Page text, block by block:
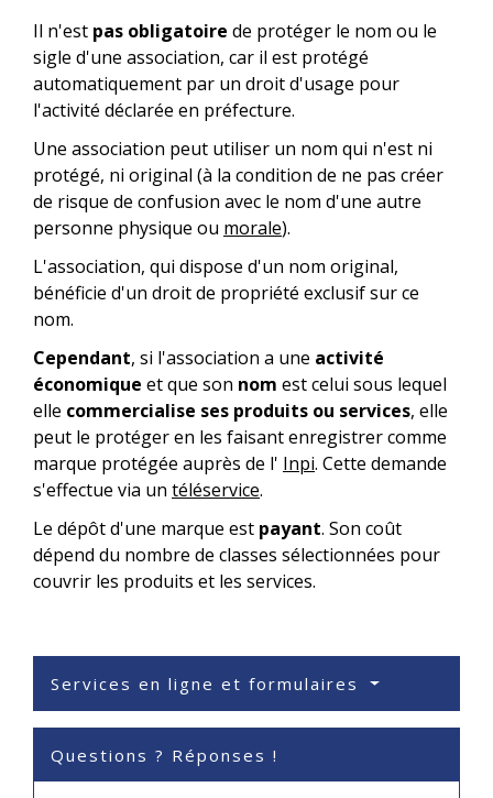
Il n'est pas obligatoire de protéger le nom ou le
sigle d'une association, car il est protégé
automatiquement par un droit d'usage pour
l'activité déclarée en préfecture.
Une association peut utiliser un nom qui n'est ni
protégé, ni original (à la condition de ne pas créer
de risque de confusion avec le nom d'une autre
personne physique ou morale).
L'association, qui dispose d'un nom original,
bénéficie d'un droit de propriété exclusif sur ce
nom.
Cependant, si l'association a une activité
économique et que son nom est celui sous lequel
elle commercialise ses produits ou services, elle
peut le protéger en les faisant enregistrer comme
marque protégée auprès de l' Inpi. Cette demande
s'effectue via un téléservice.
Le dépôt d'une marque est payant. Son coût
dépend du nombre de classes sélectionnées pour
couvrir les produits et les services.
Services en ligne et formulaires
Questions ? Réponses !